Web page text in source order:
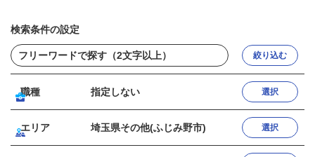
検索条件の設定
絞り込む
職種 指定しない 選択
エリア 埼玉県その他(ふじみ野市) 選択